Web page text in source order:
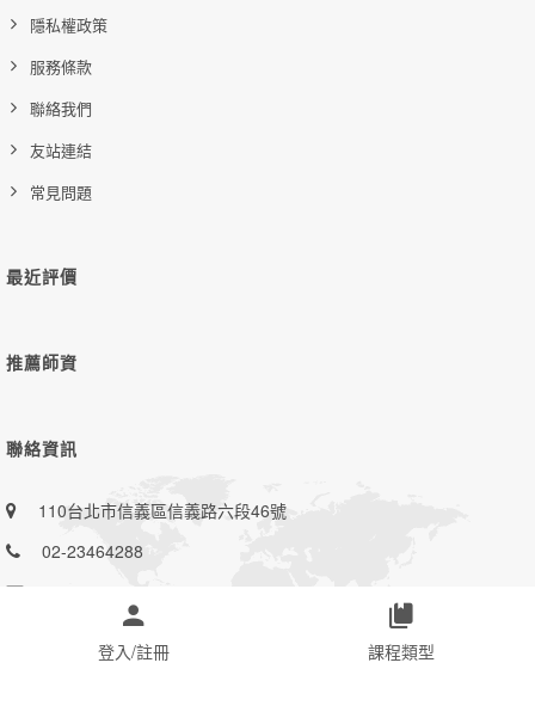
隱私權政策
服務條款
聯絡我們
友站連結
常見問題
最近評價
推薦師資
聯絡資訊
110台北市信義區信義路六段46號
02-23464288
登入/註冊 課程類型